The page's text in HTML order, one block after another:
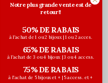
produits
Notre plus grande vente est de
retour!!
50% DE RABAIS
à l'achat de 1 ou 2 bijoux | 1 ou 2 acces.
65% DE RABAIS
à l'achat de 3 ou 4 bijoux | 3 ou 4 access.
75% DE RABAIS
à l'achat de 5 bijoux et + | 5 access. et +